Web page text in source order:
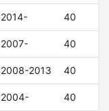
2014- 40
2007- 40
2008-2013 40
2004- 40